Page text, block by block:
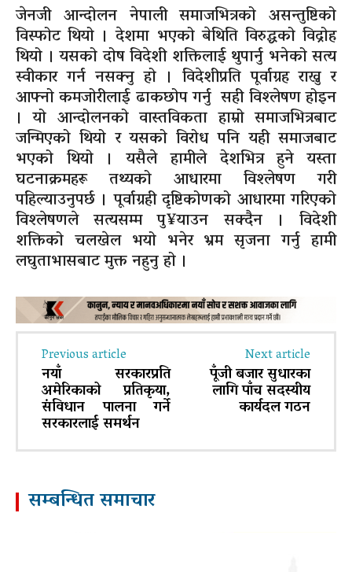
जेनजी आन्दोलन नेपाली समाजभित्रको असन्तुष्टिको
विस्फोट थियो । देशमा भएको बेथिति विरुद्धको विद्रोह
थियो । यसको दोष विदेशी शक्तिलाई थुपार्नु भनेको सत्य
स्वीकार गर्न नसक्नु हो । विदेशीप्रति पूर्वाग्रह राख्नु र
आफ्नो कमजोरीलाई ढाकछोप गर्नु सही विश्लेषण होइन
। यो आन्दोलनको वास्तविकता हाम्रो समाजभित्रबाट
जन्मिएको थियो र यसको विरोध पनि यही समाजबाट
भएको थियो । यसैले हामीले देशभित्र हुने यस्ता
घटनाक्रमहरू तथ्यको आधारमा विश्लेषण गरी
पहिल्याउनुपर्छ । पूर्वाग्रही दृष्टिकोणको आधारमा गरिएको
विश्लेषणले सत्यसम्म पु¥याउन सक्दैन । विदेशी
शक्तिको चलखेल भयो भनेर भ्रम सृजना गर्नु हामी
लघुताभासबाट मुक्त नहुनु हो ।
Previous article
नयाँ सरकारप्रति
अमेरिकाको प्रतिकृया,
संविधान पालना गर्ने
सरकारलाई समर्थन
Next article
पूँजी बजार सुधारका
लागि पाँच सदस्यीय
कार्यदल गठन
सम्बन्धित समाचार